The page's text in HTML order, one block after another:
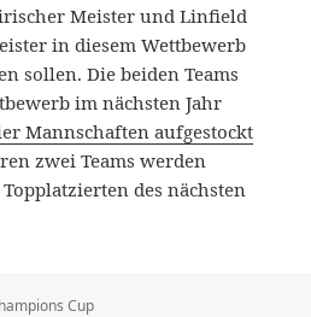
Meister und Linfield
in diesem Wettbewerb
sollen. Die beiden Teams
im nächsten Jahr
Mannschaften aufgestockt
zwei Teams werden
des nächsten
Cup